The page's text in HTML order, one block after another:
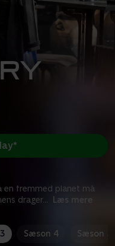
en fremmed planet må
drager... Læs mere
Sæson 4 Sæson 5